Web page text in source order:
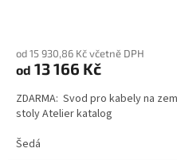
od 15 930,86 Kč včetně DPH
od 13 166 Kč
ZDARMA: Svod pro kabely na
stoly Atelier katalog
Šedá